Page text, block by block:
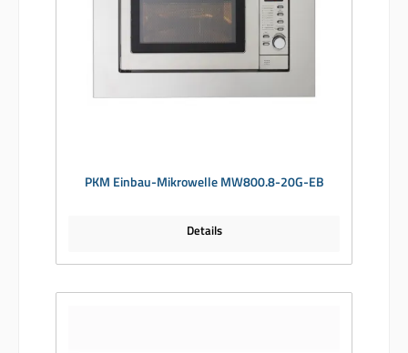
PKM Einbau-Mikrowelle MW800.8-20G-EB
Details